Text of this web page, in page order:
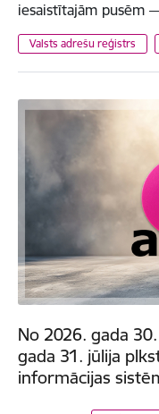
iesaistītajām pusēm
Valsts adrešu reģistrs
No 2026. gada
gada 31. jūlija
informācijas